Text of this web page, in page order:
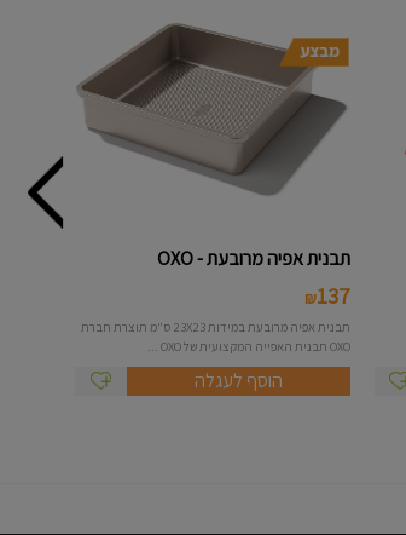
תבנית אפיה מרובעת - OXO
137
₪
תבנית אפיה מרובעת במידות 23X23 ס"מ תוצרת חברת
OXO תבנית האפייה המקצועית של OXO ...
הוסף לעגלה